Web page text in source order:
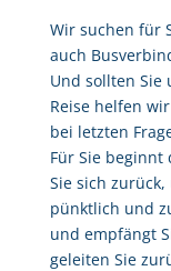
Wir suchen für
auch
Und sollten
Reise helfen
bei letzten
Für Sie
Sie sich
pünktlich und
und empfängt
geleiten Sie